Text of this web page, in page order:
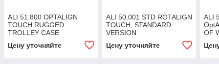
ALI 51.800 OPTALIGN
TOUCH RUGGED.
TROLLEY CASE
Цену уточняйте
ALI 50.001 STD ROTALIGN
TOUCH, STANDARD
VERSION
Цену уточняйте
ALI
OF